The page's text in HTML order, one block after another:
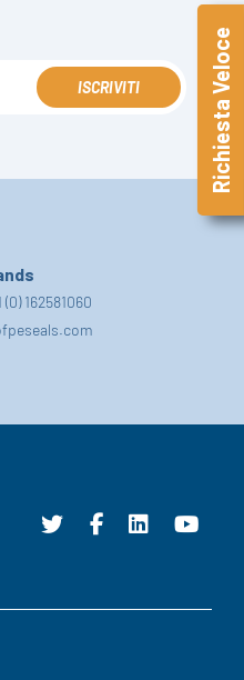
ISCRIVITI
(0) 162581060
Richiesta Veloce